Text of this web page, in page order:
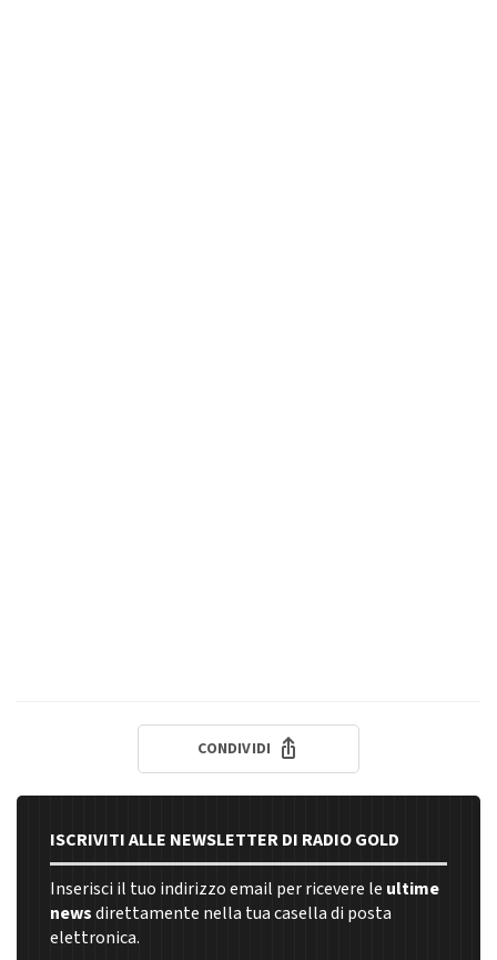
CONDIVIDI
ISCRIVITI ALLE NEWSLETTER DI RADIO GOLD
Inserisci il tuo indirizzo email per ricevere le ultime
newsdirettamente nella tua casella di posta
elettronica.